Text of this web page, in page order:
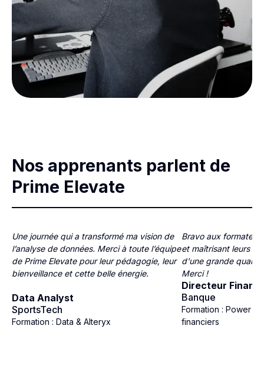
Nos apprenants parlent de
Prime Elevate
Une journée qui a transformé ma vision de
l’analyse de données. Merci à toute l’équipe
de Prime Elevate pour leur pédagogie, leur
bienveillance et cette belle énergie.
Data Analyst
SportsTech
Formation : Data & Alteryx
Bravo aux
et maîtrisant leurs
d'une grande
Merci !
Directeur
Banque
Formation : Power
financiers